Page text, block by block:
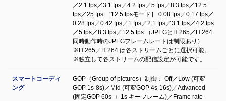
／2.1 fps／3.1 fps／4.2 fps／5 fps／8.3 fps／12.5
fps／25 fps ［12.5 fpsモード］ 0.08 fps／0.17 fps／
0.28 fps／0.42 fps／1 fps／2.1 fps／3.1 fps／4.2 fps
／5 fps／8.3 fps／12.5 fps （JPEGとH.265／H.264
同時動作時のJPEGフレームレートは制限あり）
※H.265／H.264 は各ストリームごとに選択可能。
※独立して各ストリームの配信設定が可能です。
スマートコーディ
ング
GOP（Group of pictures）制御： Off／Low (可変
GOP 1s-8s)／Mid (可変GOP 4s-16s)／Advanced
(固定GOP 60s ＋ 1s キーフレーム)／Frame rate